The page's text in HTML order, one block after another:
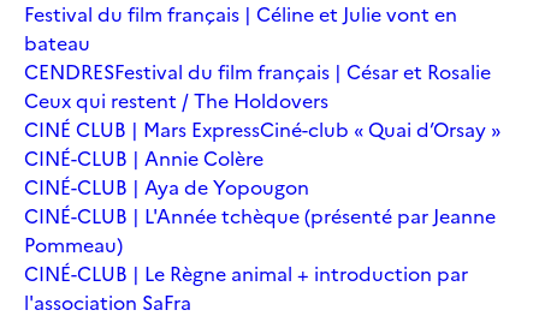
Festival du film français | Céline et Julie vont en
bateau
CENDRESFestival du film français | César et Rosalie
Ceux qui restent / The Holdovers
CINÉ CLUB | Mars ExpressCiné-club « Quai d’Orsay »
CINÉ-CLUB | Annie Colère
CINÉ-CLUB | Aya de Yopougon
CINÉ-CLUB | L'Année tchèque (présenté par Jeanne
Pommeau)
CINÉ-CLUB | Le Règne animal + introduction par
l'association SaFra